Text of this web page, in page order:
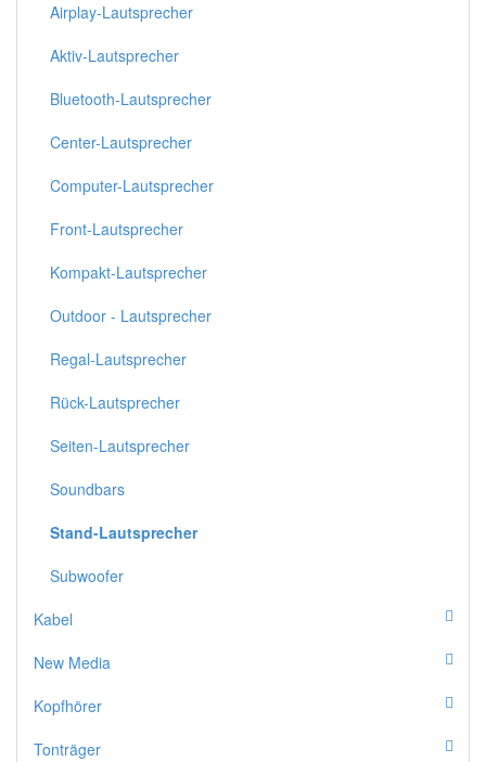
Airplay-Lautsprecher
Aktiv-Lautsprecher
Bluetooth-Lautsprecher
Center-Lautsprecher
Computer-Lautsprecher
Front-Lautsprecher
Kompakt-Lautsprecher
Outdoor - Lautsprecher
Regal-Lautsprecher
Rück-Lautsprecher
Seiten-Lautsprecher
Soundbars
Stand-Lautsprecher
Subwoofer
Kabel
New Media
Kopfhörer
Tonträger